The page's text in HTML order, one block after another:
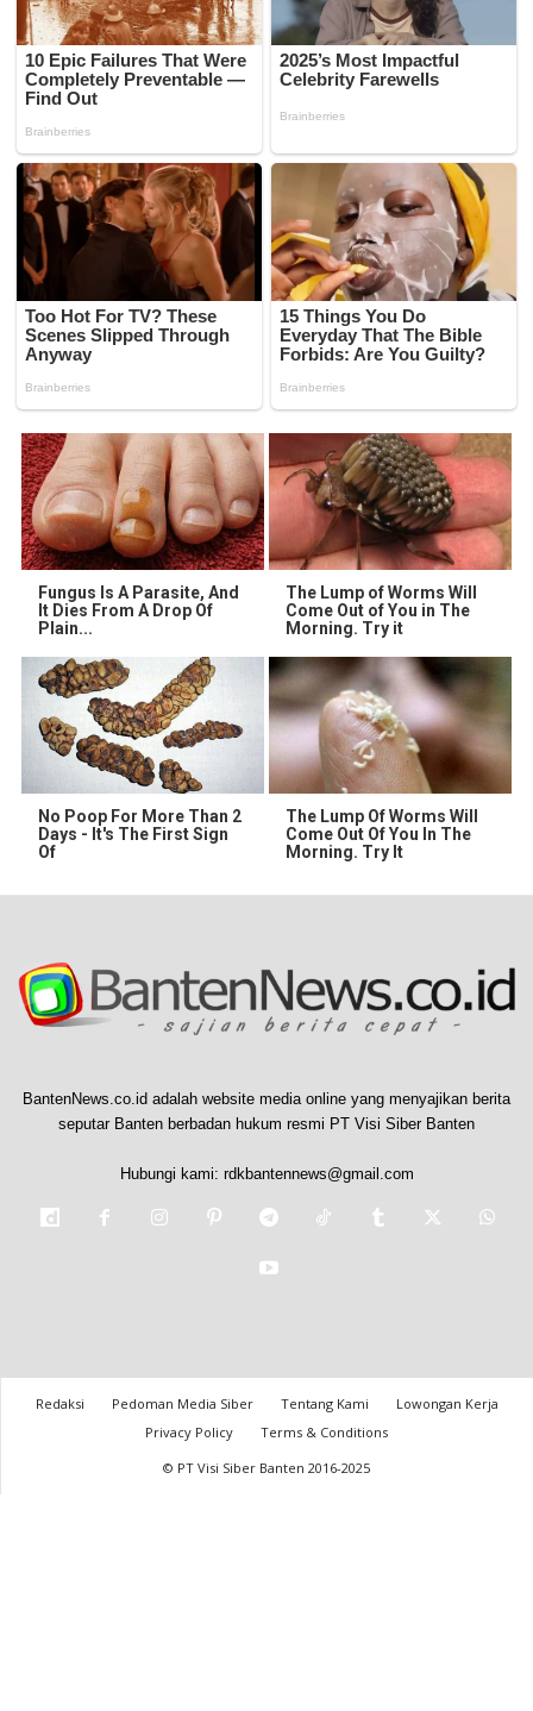
Fungus Is A Parasite, And
It Dies From A Drop Of
Plain...
The Lump of Worms Will
Come Out of You in The
Morning. Try it
No Poop For More Than 2
Days - It's The First Sign
Of
The Lump Of Worms Will
Come Out Of You In The
Morning. Try It
BantenNews.co.id adalah website media online yang menyajikan berita
seputar Banten berbadan hukum resmi PT Visi Siber Banten
Hubungi kami: rdkbantennews@gmail.com
Redaksi Pedoman Media Siber Tentang Kami
Lowongan Kerja
Privacy Policy
Terms & Conditions
© PT Visi Siber Banten 2016-2025